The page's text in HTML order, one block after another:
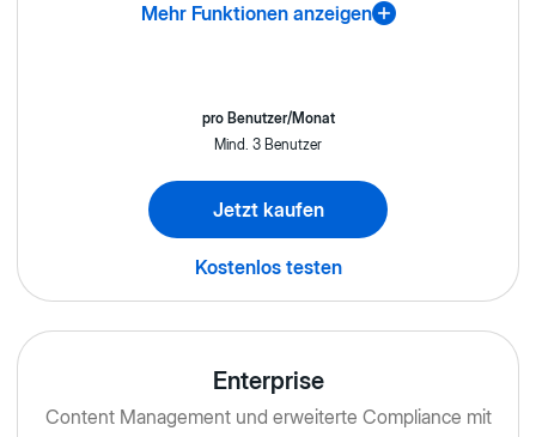
Mehr Funktionen anzeigen
pro Benutzer/Monat
Mind. 3 Benutzer
Jetzt kaufen
Kostenlos testen
Enterprise
Content Management und erweiterte Compliance mit